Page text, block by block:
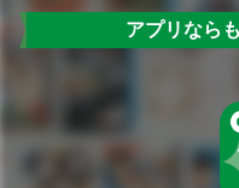
アプリなら